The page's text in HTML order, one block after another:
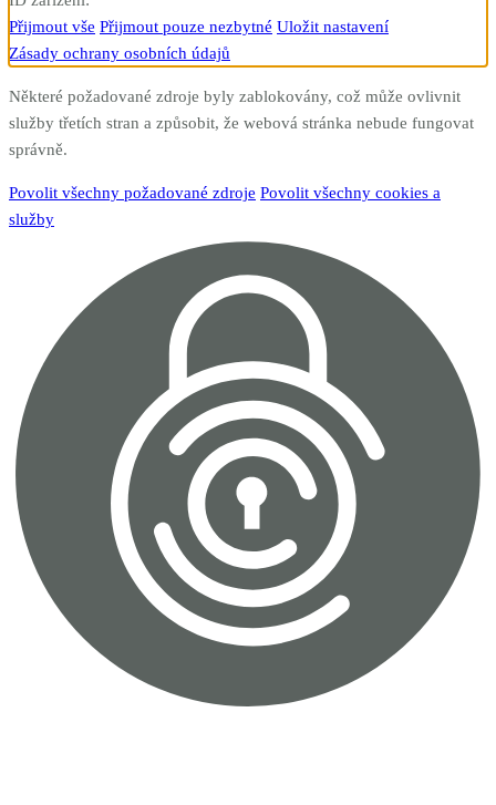
Přijmout vše Přijmout pouze nezbytné Uložit nastavení
Zásady ochrany osobních údajů
Některé požadované zdroje byly zablokovány, což může ovlivnit
služby třetích stran a způsobit, že webová stránka nebude fungovat
správně.
Povolit všechny požadované zdroje Povolit všechny cookies a
služby